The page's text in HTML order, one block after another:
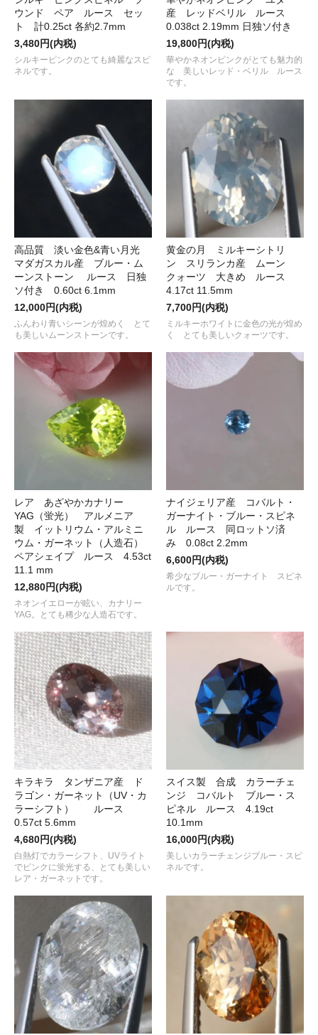
ウンド ペア ルース セッ
ト 計0.25ct 各約2.7mm
3,480円(内税)
シルキーピンクのとても綺麗なスピ
ネルです。
産 レッドベリル ルース
0.038ct 2.19mm 日独ソ付き
19,800円(内税)
華やかネオンピンクがとても魅力的
な 美しいレッド・ベリル ルース
です。
高品質 淡い金色&青い月光
マダガスカル産 ブルー・ム
ーンストーン ルース 日独
ソ付き 0.60ct 6.1mm
12,000円(内税)
ふんわり青いシーンが煌めく とて
も美しいムーンストーンです。
黄金の月 ミルキーシトリ
ン スリランカ産 ムーン
クォーツ 大きめ ルース
4.17ct 11.5mm
7,700円(内税)
ミルキーホワイトに金色の光が煌め
く とても美しいクォーツです。
レア あざやかカナリー
YAG（蛍光） アルメニア
製 イットリウム・アルミニ
ウム・ガーネット（人造石）
ペアシェイプ ルース 4.53ct
11.1 mm
12,880円(内税)
ネオンイエローが眩い、カナリー
YAG。とても稀少な人造石です。
ナイジェリア産 コバルト・
ガーナイト・ブルー・スピネ
ル ルース 同ロットソ済
み 0.08ct 2.2mm
6,600円(内税)
希少なブルー・ガーナイト スピネ
ルです。
キラキラ タンザニア産 ド
ラゴン・ガーネット（UV・カ
ラーシフト） ルース
0.57ct 5.6mm
4,680円(内税)
白熱灯でカラーシフト、UVライト
でピンクに蛍光する、とても美しい
レア・ガーネットです。
スイス製 合成 カラーチェ
ンジ コバルト ブルー・ス
ピネル ルース 4.19ct
10.1mm
16,000円(内税)
美しいカラーチェンジブルー・スピ
ネルです。